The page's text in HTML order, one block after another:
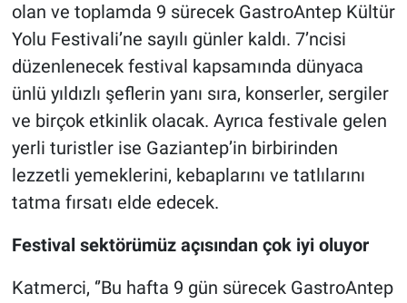
olan ve toplamda 9 sürecek GastroAntep Kültür
Yolu Festivali’ne sayılı günler kaldı. 7’ncisi
düzenlenecek festival kapsamında dünyaca
ünlü yıldızlı şeflerin yanı sıra, konserler, sergiler
ve birçok etkinlik olacak. Ayrıca festivale gelen
yerli turistler ise Gaziantep’in birbirinden
lezzetli yemeklerini, kebaplarını ve tatlılarını
tatma fırsatı elde edecek.
Festival sektörümüz açısından çok iyi oluyor
Katmerci, ‘’Bu hafta 9 gün sürecek GastroAntep